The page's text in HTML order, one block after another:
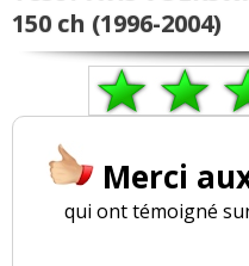
150 ch (1996-2004)
Merci
qui ont témoigné